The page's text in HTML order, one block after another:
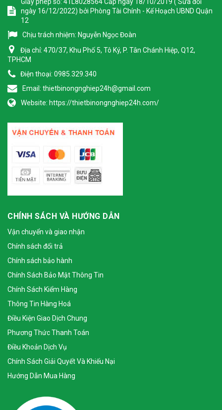
ngày 16/12/2022) bởi Phòng Tài Chính - Kế Hoạch UBND Quận
12
Chịu trách nhiệm: Nguyễn Ngọc Đoàn
Địa chỉ: 470/37, Khu Phố 5, Tô Ký, P. Tân Chánh Hiệp, Q12,
TPHCM
Điện thoại: 0985.329.340
Email: thietbinongnghiep24h@gmail.com
Website: https://thietbinongnghiep24h.com/
CHÍNH SÁCH VÀ HƯỚNG DẪN
Vận chuyển và giao nhận
Chính sách đổi trả
Chính sách bảo hành
Chính Sách Bảo Mật Thông Tin
Chính Sách Kiểm Hàng
Thông Tin Hàng Hoá
Điều Kiện Giao Dịch Chung
Phương Thức Thanh Toán
Điều Khoản Dịch Vụ
Chính Sách Giải Quyết Và Khiếu Nại
Hướng Dẫn Mua Hàng